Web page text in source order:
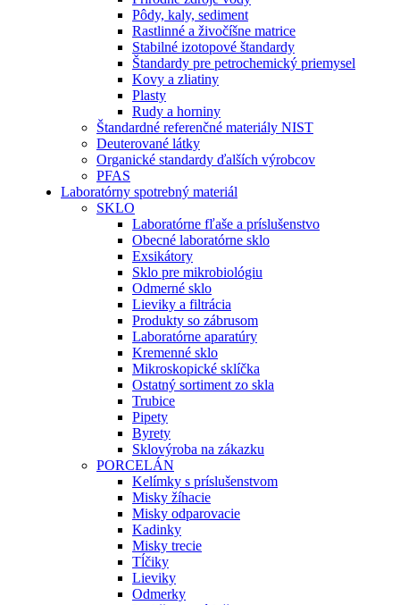
Pôdy, kaly, sediment
Rastlinné a živočíšne matrice
Stabilné izotopové štandardy
Štandardy pre petrochemický priemysel
Kovy a zliatiny
Plasty
Rudy a horniny
Štandardné referenčné materiály NIST
Deuterované látky
Organické standardy ďalších výrobcov
PFAS
Laboratórny spotrebný materiál
SKLO
Laboratórne fľaše a príslušenstvo
Obecné laboratórne sklo
Exsikátory
Sklo pre mikrobiológiu
Odmerné sklo
Lieviky a filtrácia
Produkty so zábrusom
Laboratórne aparatúry
Kremenné sklo
Mikroskopické sklíčka
Ostatný sortiment zo skla
Trubice
Pipety
Byrety
Sklovýroba na zákazku
PORCELÁN
Kelímky s príslušenstvom
Misky žíhacie
Misky odparovacie
Kadinky
Misky trecie
Tĺčiky
Lieviky
Odmerky